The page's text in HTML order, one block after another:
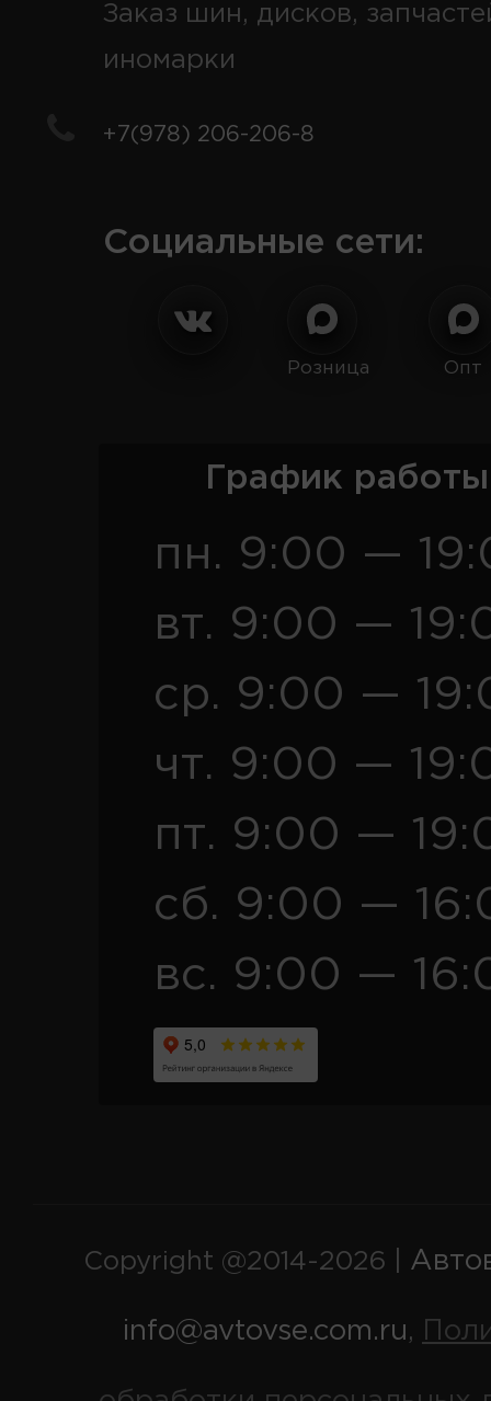
Заказ шин, дисков,
иномарки
+7(978) 206-206-8
Социальные сети:
Розница Опт
График
пн. 9:00 —
вт. 9:00 —
ср. 9:00 —
чт. 9:00 —
пт. 9:00 —
сб. 9:00 —
вс. 9:00 —
Copyright @2014-2026 |
info@avtovse.com.ru,